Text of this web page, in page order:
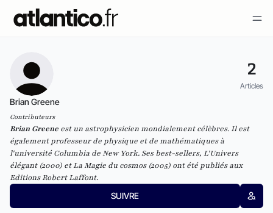
2
Articles
Brian Greene
Contributeurs
Brian Greene est un astrophysicien mondialement célèbres. Il est
également professeur de physique et de mathématiques à
l'université Columbia de New York. Ses best-sellers, L'Univers
élégant (2000) et La Magie du cosmos (2005) ont été publiés aux
Editions Robert Laffont.
SUIVRE